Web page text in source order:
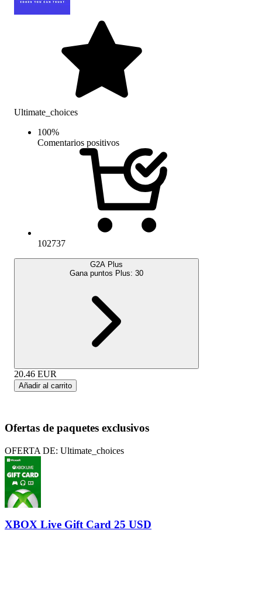
Ultimate_choices
100%
Comentarios positivos
102737
G2A Plus
Gana puntos Plus: 30
20.46 EUR
Añadir al carrito
Ofertas de paquetes exclusivos
OFERTA DE: Ultimate_choices
XBOX Live Gift Card 25 USD